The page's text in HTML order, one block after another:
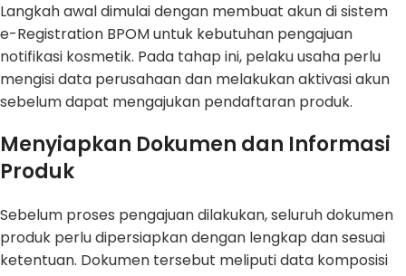
Langkah awal dimulai dengan membuat akun di sistem
e-Registration BPOM untuk kebutuhan pengajuan
notifikasi kosmetik. Pada tahap ini, pelaku usaha perlu
mengisi data perusahaan dan melakukan aktivasi akun
sebelum dapat mengajukan pendaftaran produk.
Menyiapkan Dokumen dan Informasi
Produk
Sebelum proses pengajuan dilakukan, seluruh dokumen
produk perlu dipersiapkan dengan lengkap dan sesuai
ketentuan. Dokumen tersebut meliputi data komposisi